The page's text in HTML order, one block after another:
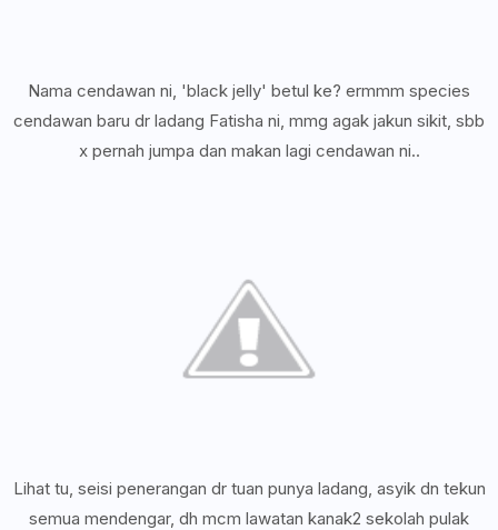
Nama cendawan ni, 'black jelly' betul ke? ermmm species
cendawan baru dr ladang Fatisha ni, mmg agak jakun sikit, sbb
x pernah jumpa dan makan lagi cendawan ni..
Lihat tu, seisi penerangan dr tuan punya ladang, asyik dn tekun
semua mendengar, dh mcm lawatan kanak2 sekolah pulak